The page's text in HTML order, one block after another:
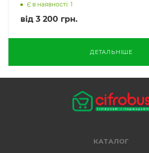
Є в наявності: 1
від 3 200 грн.
ДЕТАЛЬНІШЕ
КАТАЛОГ